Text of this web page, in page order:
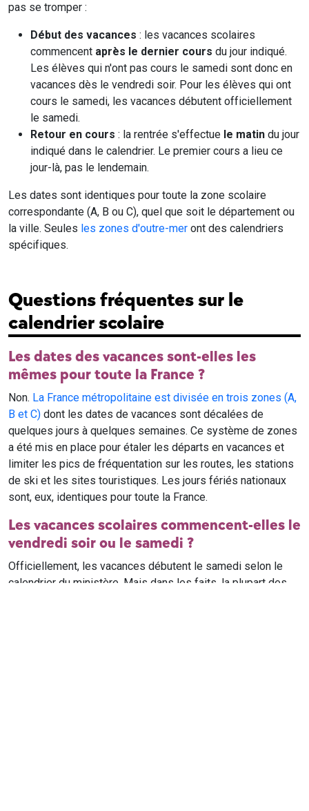
pas se tromper :
Début des vacances : les vacances scolaires
commencent après le dernier cours du jour indiqué.
Les élèves qui n'ont pas cours le samedi sont donc en
vacances dès le vendredi soir. Pour les élèves qui ont
cours le samedi, les vacances débutent officiellement
le samedi.
Retour en cours : la rentrée s'effectue le matin du jour
indiqué dans le calendrier. Le premier cours a lieu ce
jour-là, pas le lendemain.
Les dates sont identiques pour toute la zone scolaire
correspondante (A, B ou C), quel que soit le département ou
la ville. Seules les zones d'outre-mer ont des calendriers
spécifiques.
Questions fréquentes sur le
calendrier scolaire
Les dates des vacances sont-elles les
mêmes pour toute la France ?
Non. La France métropolitaine est divisée en trois zones (A,
B et C) dont les dates de vacances sont décalées de
quelques jours à quelques semaines. Ce système de zones
a été mis en place pour étaler les départs en vacances et
limiter les pics de fréquentation sur les routes, les stations
de ski et les sites touristiques. Les jours fériés nationaux
sont, eux, identiques pour toute la France.
Les vacances scolaires commencent-elles le
vendredi soir ou le samedi ?
Officiellement, les vacances débutent le samedi selon le
calendrier du ministère. Mais dans les faits, la plupart des